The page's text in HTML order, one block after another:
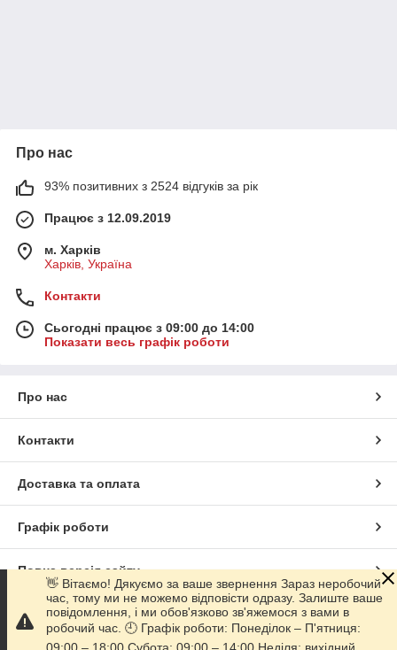
Про нас
93% позитивних з 2524 відгуків за рік
Працює з 12.09.2019
м. Харків
Харків, Україна
Контакти
Сьогодні працює з 09:00 до 14:00
Показати весь графік роботи
Про нас
Контакти
Доставка та оплата
Графік роботи
Повна версія сайту
Сайт створено на маркетплейсіProm.ua
👋 Вітаємо! Дякуємо за ваше звернення Зараз неробочий
час, тому ми не можемо відповісти одразу. Залиште ваше
повідомлення, і ми обов'язково зв'яжемося з вами в
робочий час. 🕘 Графік роботи: Понеділок – П'ятниця: